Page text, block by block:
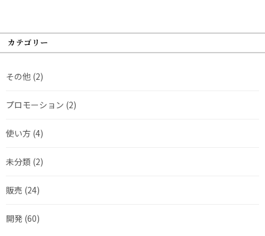
カテゴリー
その他 (2)
プロモーション (2)
使い方 (4)
未分類 (2)
販売 (24)
開発 (60)